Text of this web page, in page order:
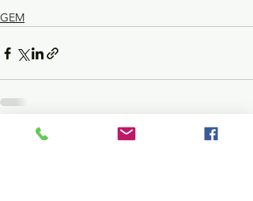
GEM
Entradas recientes Ver todo